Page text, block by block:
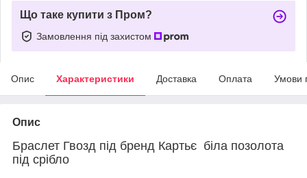
Що таке купити з Пром?
Замовлення під захистом
Опис Характеристики Доставка Оплата Умови
Опис
Браслет Гвозд під бренд Картьє біла позолота
під срібло